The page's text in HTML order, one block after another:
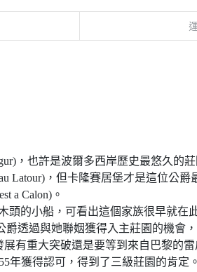
，也許是波爾多西岸歷史最悠久的
Latour)，但卡隆賽居堡才是這位公
a Calon)。
頭的小船，可看出這個家族很早就在
透過與她聯姻獲得入主莊園的機會
有重大突破還是要等到來自巴黎的
年獲得認可，得到了三級莊園的肯定。